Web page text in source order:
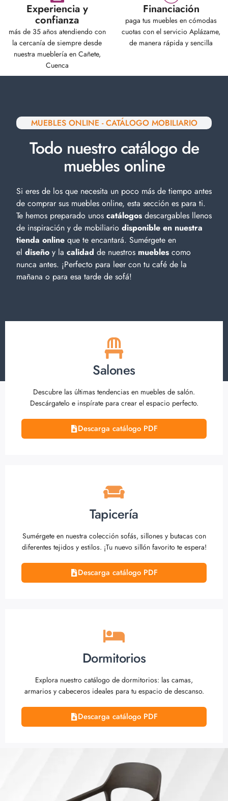
Experiencia y
confianza
más de 35 años atendiendo con
la cercanía de siempre desde
nuestra mueblería en Cañete,
Cuenca
Financiación
paga tus muebles en cómodas
cuotas con el servicio Aplázame,
de manera rápida y sencilla
MUEBLES ONLINE - CATÁLOGO MOBILIARIO
Todo nuestro catálogo de
muebles online
Si eres de los que necesita un poco más de tiempo antes
de comprar sus muebles online, esta sección es para ti.
Te hemos preparado unos catálogos descargables llenos
de inspiración y de mobiliario disponible en nuestra
tienda online que te encantará. Sumérgete en
el diseño y la calidad de nuestros muebles como
nunca antes. ¡Perfecto para leer con tu café de la
mañana o para esa tarde de sofá!
Salones
Descubre las últimas tendencias en muebles de salón.
Descárgatelo e inspírate para crear el espacio perfecto.
Descarga catálogo PDF
Tapicería
Sumérgete en nuestra colección sofás, sillones y butacas con
diferentes tejidos y estilos. ¡Tu nuevo sillón favorito te espera!
Descarga catálogo PDF
Dormitorios
Explora nuestro catálogo de dormitorios: las camas,
armarios y cabeceros ideales para tu espacio de descanso.
Descarga catálogo PDF